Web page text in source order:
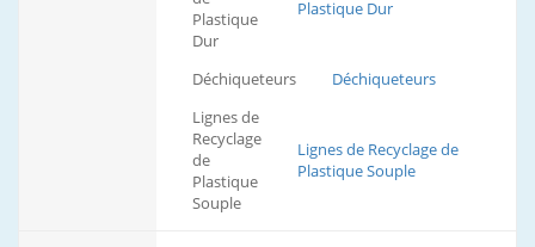
Plastique
Dur
Plastique Dur
Déchiqueteurs
Déchiqueteurs
Lignes de
Recyclage
de
Plastique
Souple
Lignes de Recyclage de
Plastique Souple